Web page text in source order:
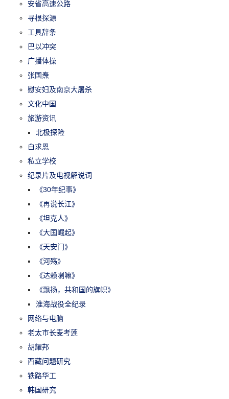
安省高速公路
寻根探源
工具辞条
巴以冲突
广播体操
张国焘
慰安妇及南京大屠杀
文化中国
旅游资讯
北极探险
白求恩
私立学校
纪录片及电视解说词
《30年纪事》
《再说长江》
《坦克人》
《大国崛起》
《天安门》
《河殇》
《达赖喇嘛》
《飘扬，共和国的旗帜》
淮海战役全纪录
网络与电脑
老太市长麦考莲
胡耀邦
西藏问题研究
铁路华工
韩国研究